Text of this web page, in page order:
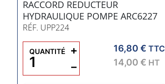
RACCORD REDUCTEUR
HYDRAULIQUE POMPE ARC6227
RÉF. UPP224
16,80 € TTC
14,00 € HT
QUANTITÉ
−
+